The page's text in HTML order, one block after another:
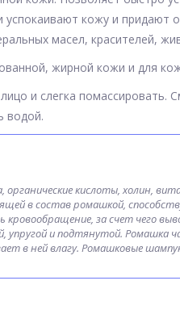
кожу и
масел, красителей,
жирной кожи и для
и слегка
водой.
кислоты, холин,
в состав ромашкой,
за счет чего
и подтянутой. Ромашка
в ней влагу. Ромашковые